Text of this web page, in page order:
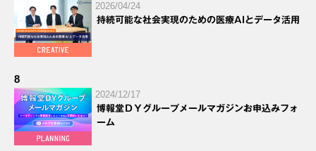
2026/04/24
持続可能な社会実現のための医療AIとデータ活用
8
2024/12/17
博報堂ＤＹグループメールマガジンお申込みフォ
ーム